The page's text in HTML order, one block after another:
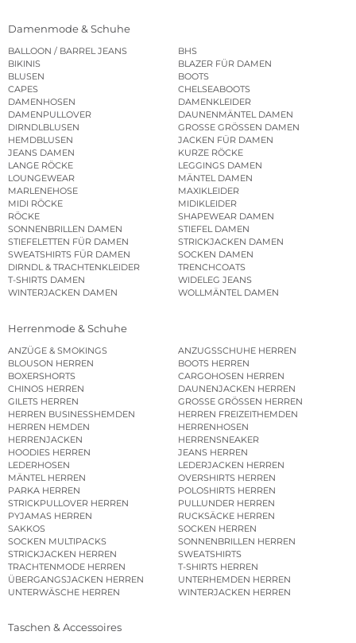
Damenmode & Schuhe
BALLOON / BARREL JEANS
BHS
BIKINIS
BLAZER FÜR DAMEN
BLUSEN
BOOTS
CAPES
CHELSEABOOTS
DAMENHOSEN
DAMENKLEIDER
DAMENPULLOVER
DAUNENMÄNTEL DAMEN
DIRNDLBLUSEN
GROSSE GRÖSSEN DAMEN
HEMDBLUSEN
JACKEN FÜR DAMEN
JEANS DAMEN
KURZE RÖCKE
LANGE RÖCKE
LEGGINGS DAMEN
LOUNGEWEAR
MÄNTEL DAMEN
MARLENEHOSE
MAXIKLEIDER
MIDI RÖCKE
MIDIKLEIDER
RÖCKE
SHAPEWEAR DAMEN
SONNENBRILLEN DAMEN
STIEFEL DAMEN
STIEFELETTEN FÜR DAMEN
STRICKJACKEN DAMEN
SWEATSHIRTS FÜR DAMEN
SOCKEN DAMEN
DIRNDL & TRACHTENKLEIDER
TRENCHCOATS
T-SHIRTS DAMEN
WIDELEG JEANS
WINTERJACKEN DAMEN
WOLLMÄNTEL DAMEN
Herrenmode & Schuhe
ANZÜGE & SMOKINGS
ANZUGSSCHUHE HERREN
BLOUSON HERREN
BOOTS HERREN
BOXERSHORTS
CARGOHOSEN HERREN
CHINOS HERREN
DAUNENJACKEN HERREN
GILETS HERREN
GROSSE GRÖSSEN HERREN
HERREN BUSINESSHEMDEN
HERREN FREIZEITHEMDEN
HERREN HEMDEN
HERRENHOSEN
HERRENJACKEN
HERRENSNEAKER
HOODIES HERREN
JEANS HERREN
LEDERHOSEN
LEDERJACKEN HERREN
MÄNTEL HERREN
OVERSHIRTS HERREN
PARKA HERREN
POLOSHIRTS HERREN
STRICKPULLOVER HERREN
PULLUNDER HERREN
PYJAMAS HERREN
RUCKSÄCKE HERREN
SAKKOS
SOCKEN HERREN
SOCKEN MULTIPACKS
SONNENBRILLEN HERREN
STRICKJACKEN HERREN
SWEATSHIRTS
TRACHTENMODE HERREN
T-SHIRTS HERREN
ÜBERGANGSJACKEN HERREN
UNTERHEMDEN HERREN
UNTERWÄSCHE HERREN
WINTERJACKEN HERREN
Taschen & Accessoires